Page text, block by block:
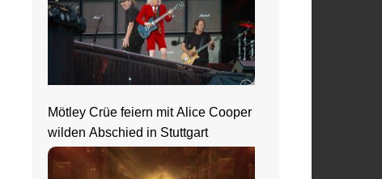
Mötley Crüe feiern mit Alice Cooper
wilden Abschied in Stuttgart